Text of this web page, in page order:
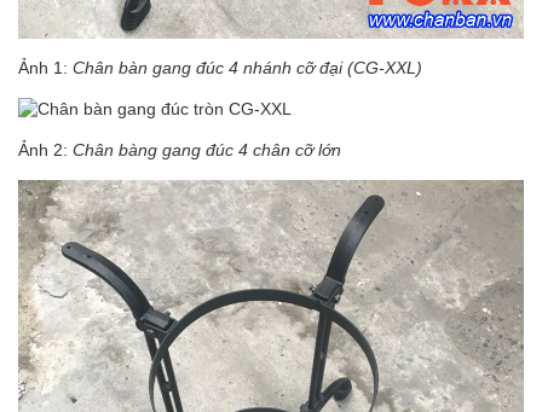
Ảnh 1: Chân bàn gang đúc 4 nhánh cỡ đại (CG-XXL)
Ảnh 2: Chân bàng gang đúc 4 chân cỡ lớn